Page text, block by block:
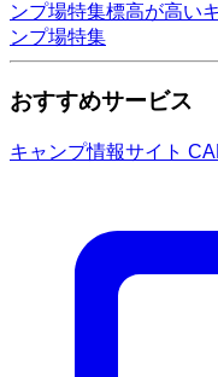
ンプ場特集標高が高い
ンプ場特集
おすすめサービス
キャンプ情報サイト